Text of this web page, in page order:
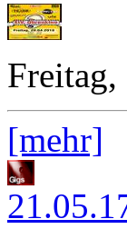
[mehr]